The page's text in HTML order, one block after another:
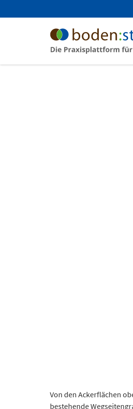
Von den Ackerflächen
bestehende